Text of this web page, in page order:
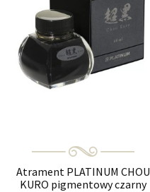
Atrament PLATINUM CHOU
KURO pigmentowy czarny